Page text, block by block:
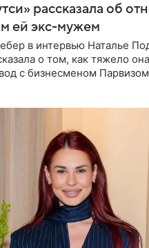
рассказала об
ей экс-мужем
в интервью Наталье
о том, как тяжело она
с бизнесменом